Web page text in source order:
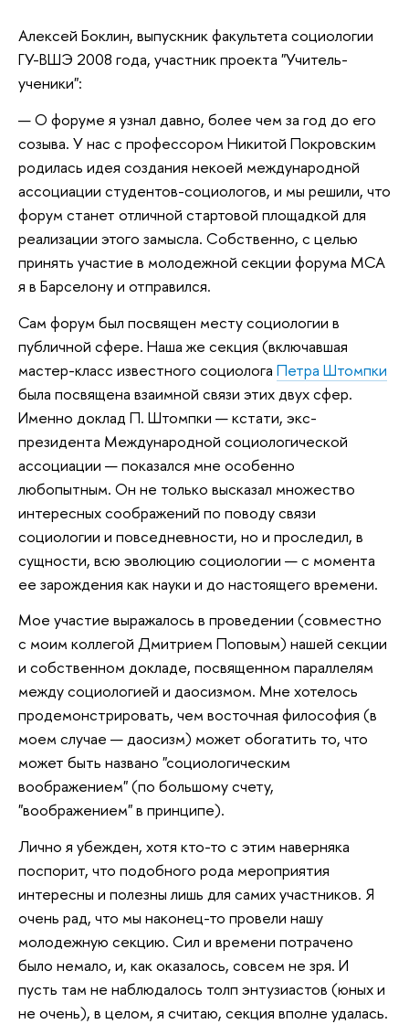
Алексей Боклин, выпускник факультета социологии
ГУ-ВШЭ 2008 года, участник проекта "Учитель-
ученики":
— О форуме я узнал давно, более чем за год до его
созыва. У нас с профессором Никитой Покровским
родилась идея создания некоей международной
ассоциации студентов-социологов, и мы решили, что
форум станет отличной стартовой площадкой для
реализации этого замысла. Собственно, с целью
принять участие в молодежной секции форума МСА
я в Барселону и отправился.
Сам форум был посвящен месту социологии в
публичной сфере. Наша же секция (включавшая
мастер-класс известного социолога Петра Штомпки
была посвящена взаимной связи этих двух сфер.
Именно доклад П. Штомпки — кстати, экс-
президента Международной социологической
ассоциации — показался мне особенно
любопытным. Он не только высказал множество
интересных соображений по поводу связи
социологии и повседневности, но и проследил, в
сущности, всю эволюцию социологии — с момента
ее зарождения как науки и до настоящего времени.
Мое участие выражалось в проведении (совместно
с моим коллегой Дмитрием Поповым) нашей секции
и собственном докладе, посвященном параллелям
между социологией и даосизмом. Мне хотелось
продемонстрировать, чем восточная философия (в
моем случае — даосизм) может обогатить то, что
может быть названо "социологическим
воображением" (по большому счету,
"воображением" в принципе).
Лично я убежден, хотя кто-то с этим наверняка
поспорит, что подобного рода мероприятия
интересны и полезны лишь для самих участников. Я
очень рад, что мы наконец-то провели нашу
молодежную секцию. Сил и времени потрачено
было немало, и, как оказалось, совсем не зря. И
пусть там не наблюдалось толп энтузиастов (юных и
не очень), в целом, я считаю, секция вполне удалась.